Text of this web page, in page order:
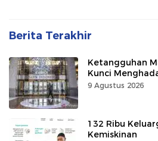
Berita Terakhir
Ketangguhan
Kunci
9 Agustus 2026
132 Ribu
Kemiskinan